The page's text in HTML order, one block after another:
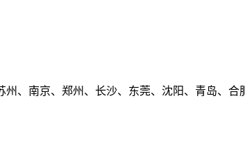
、南京、郑州、长沙、东莞、沈阳、青岛、合